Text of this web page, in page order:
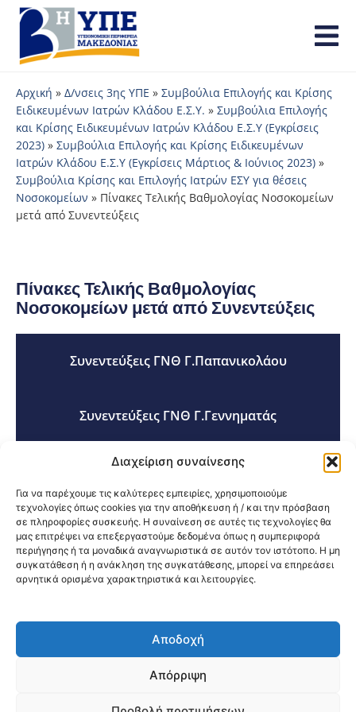
Διαχείριση συναίνεσης
Για να παρέχουμε τις καλύτερες εμπειρίες, χρησιμοποιούμε
τεχνολογίες όπως cookies για την αποθήκευση ή / και την πρόσβαση
σε πληροφορίες συσκευής. Η συναίνεση σε αυτές τις τεχνολογίες θα
μας επιτρέψει να επεξεργαστούμε δεδομένα όπως η συμπεριφορά
περιήγησης ή τα μοναδικά αναγνωριστικά σε αυτόν τον ιστότοπο. Η μη
συγκατάθεση ή η ανάκληση της συγκατάθεσης, μπορεί να επηρεάσει
αρνητικά ορισμένα χαρακτηριστικά και λειτουργίες.
Αποδοχή
Απόρριψη
Αρχική » Δ/νσεις 3ης ΥΠΕ » Συμβούλια Επιλογής και Κρίσης
Ειδικευμένων Ιατρών Κλάδου Ε.Σ.Υ. » Συμβούλια Επιλογής
και Κρίσης Ειδικευμένων Ιατρών Κλάδου Ε.Σ.Υ (Εγκρίσεις
2023) » Συμβούλια Επιλογής και Κρίσης Ειδικευμένων
Ιατρών Κλάδου Ε.Σ.Υ (Εγκρίσεις Μάρτιος & Ιούνιος 2023) »
Συμβούλια Κρίσης και Επιλογής Ιατρών ΕΣΥ για θέσεις
Νοσοκομείων » Πίνακες Τελικής Βαθμολογίας Νοσοκομείων
μετά από Συνεντεύξεις
Πίνακες Τελικής Βαθμολογίας
Νοσοκομείων μετά από Συνεντεύξεις
Συνεντεύξεις ΓΝΘ Γ.Παπανικολάου
Συνεντεύξεις ΓΝΘ Γ.Γεννηματάς
Συνεντεύξεις ΓΝ Γρεβενών
Συνεντεύξεις ΓΝΘ Ο Άγιος Δημήτριος
@2026 3ype.gr All rights reserved
Θεσσαλονίκη, ΕλλάδαΤηλ: +30 2311 226 200